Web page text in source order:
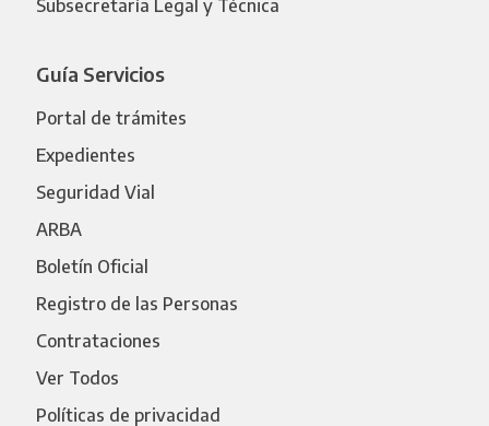
Subsecretaría Legal y Técnica
Guía Servicios
Portal de trámites
Expedientes
Seguridad Vial
ARBA
Boletín Oficial
Registro de las Personas
Contrataciones
Ver Todos
Políticas de privacidad